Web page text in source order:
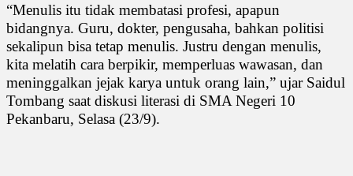
“Menulis itu tidak membatasi profesi, apapun
bidangnya. Guru, dokter, pengusaha, bahkan politisi
sekalipun bisa tetap menulis. Justru dengan menulis,
kita melatih cara berpikir, memperluas wawasan, dan
meninggalkan jejak karya untuk orang lain,” ujar Saidul
Tombang saat diskusi literasi di SMA Negeri 10
Pekanbaru, Selasa (23/9).